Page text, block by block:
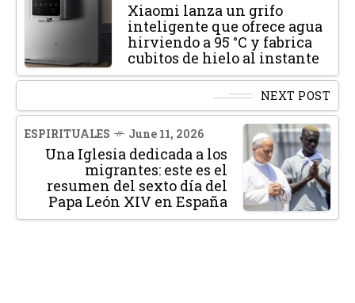
Xiaomi lanza un grifo
inteligente que ofrece agua
hirviendo a 95 °C y fabrica
cubitos de hielo al instante
NEXT POST
ESPIRITUALES June 11, 2026
Una Iglesia dedicada a los
migrantes: este es el
resumen del sexto día del
Papa León XIV en España